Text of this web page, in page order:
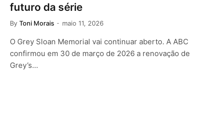
futuro da série
By Toni Morais maio 11, 2026
O Grey Sloan Memorial vai continuar aberto. A ABC
confirmou em 30 de março de 2026 a renovação de
Grey’s…